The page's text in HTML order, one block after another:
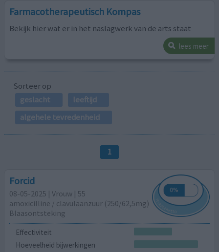
Farmacotherapeutisch Kompas
Bekijk hier wat er in het naslagwerk van de arts staat
lees meer
Sorteer op
geslacht
leeftijd
algehele tevredenheid
1
Forcid
08-05-2025 | Vrouw | 55
amoxicilline / clavulaanzuur (250/62,5mg)
Blaasontsteking
Effectiviteit
Hoeveelheid bijwerkingen